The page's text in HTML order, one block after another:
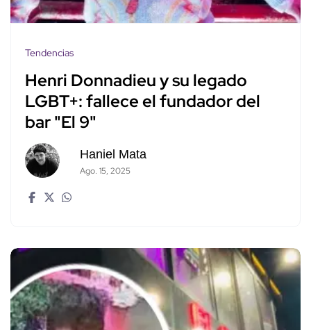
Tendencias
Henri Donnadieu y su legado
LGBT+: fallece el fundador del
bar "El 9"
Haniel Mata
Ago. 15, 2025